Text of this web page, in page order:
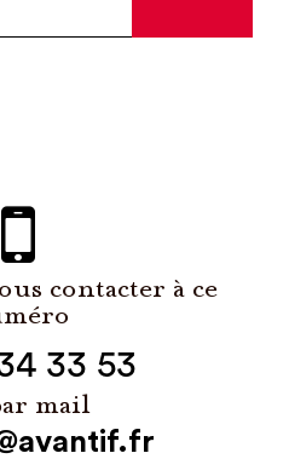
contacter à ce
33 53
mail